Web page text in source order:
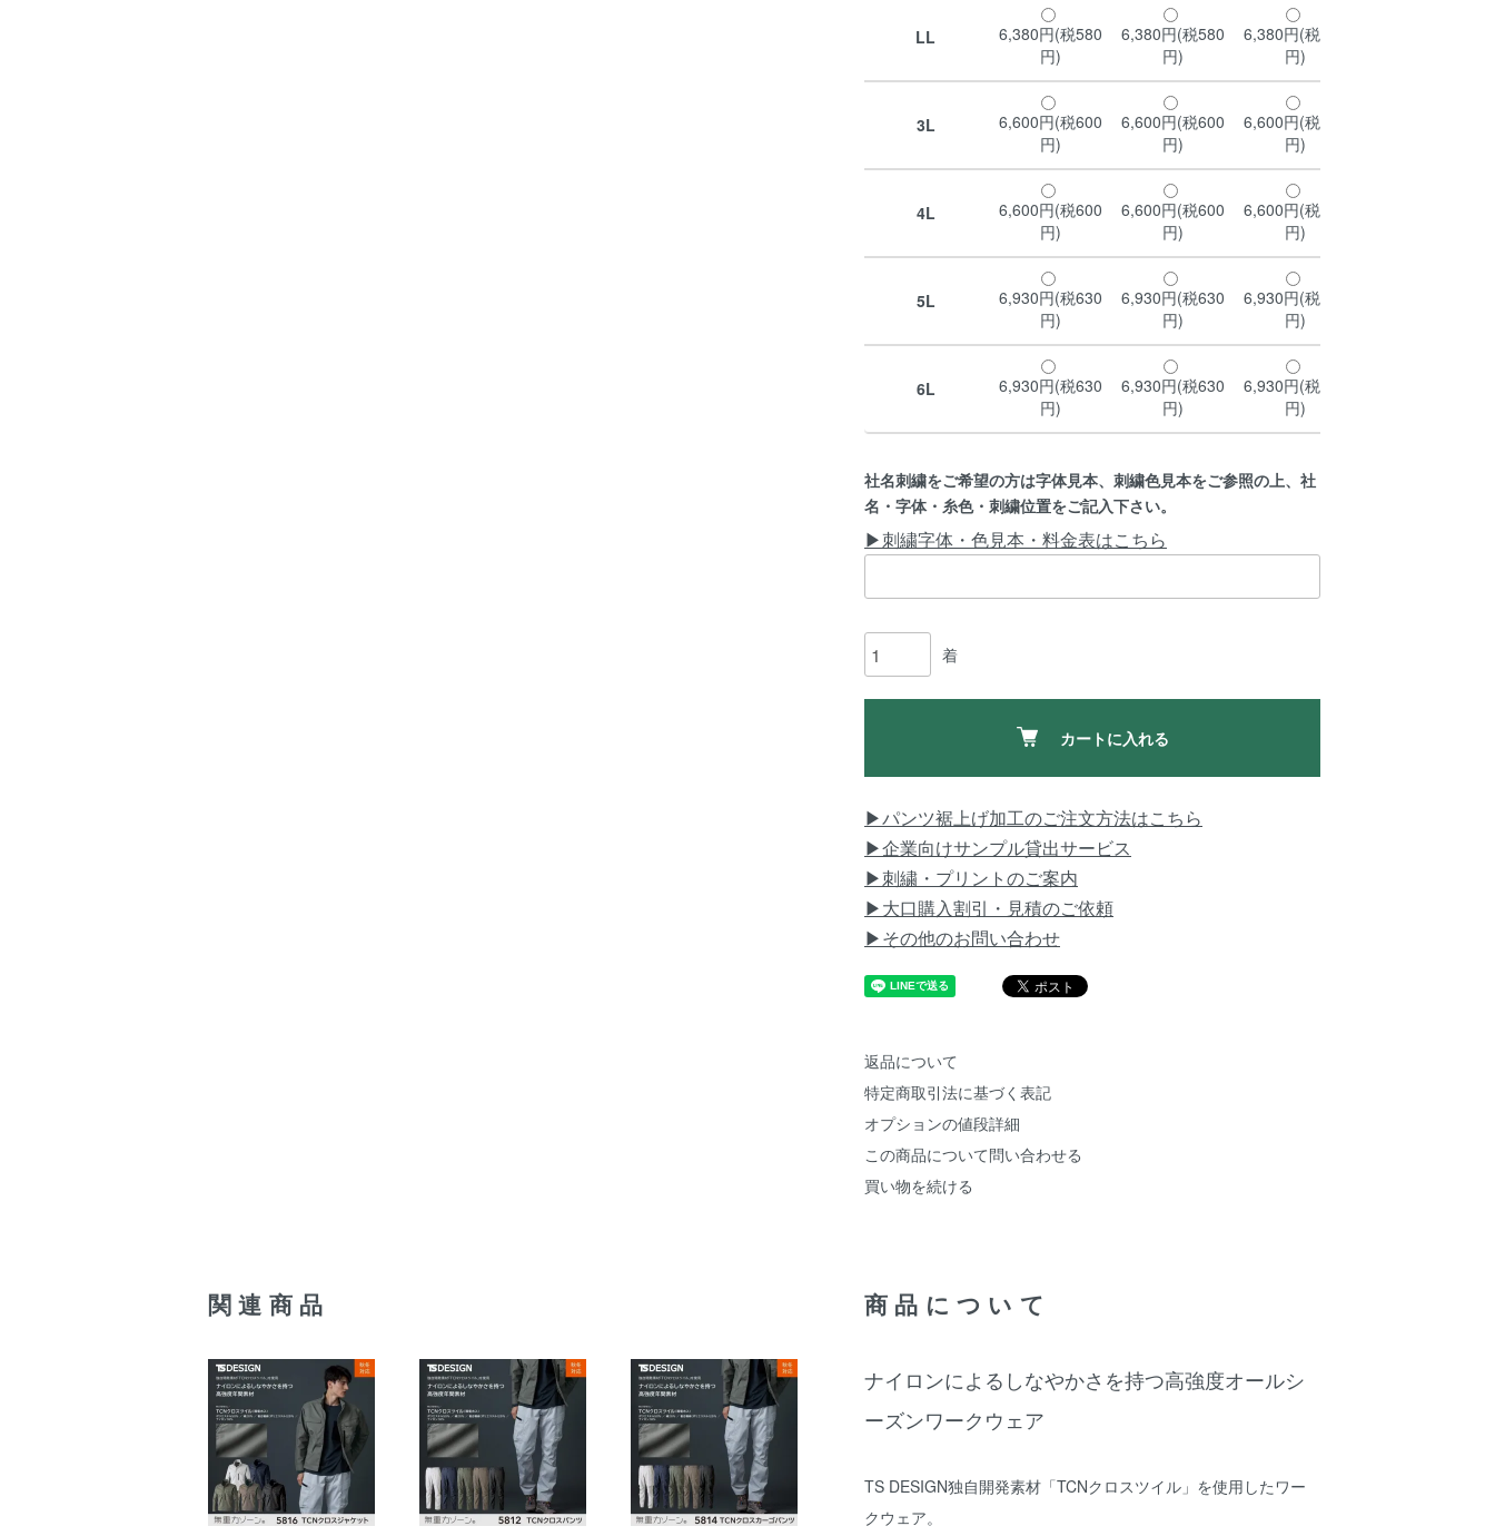
LL
6,380円(税580
円)
6,380円(税580
円)
6,380円(税580
円)
3L
6,600円(税600
円)
6,600円(税600
円)
6,600円(税600
円)
4L
6,600円(税600
円)
6,600円(税600
円)
6,600円(税600
円)
5L
6,930円(税630
円)
6,930円(税630
円)
6,930円(税630
円)
6L
6,930円(税630
円)
6,930円(税630
円)
6,930円(税630
円)
社名刺繍をご希望の方は字体見本、刺繍色見本をご参照の上、社
名・字体・糸色・刺繍位置をご記入下さい。
▶刺繍字体・色見本・料金表はこちら
着
カートに入れる
▶パンツ裾上げ加工のご注文方法はこちら
▶企業向けサンプル貸出サービス
▶刺繍・プリントのご案内
▶大口購入割引・見積のご依頼
▶その他のお問い合わせ
返品について
特定商取引法に基づく表記
オプションの値段詳細
この商品について問い合わせる
買い物を続ける
商品について
ナイロンによるしなやかさを持つ高強度オールシ
ーズンワークウェア
TS DESIGN独自開発素材「TCNクロスツイル」を使用したワー
クウェア。
関連商品